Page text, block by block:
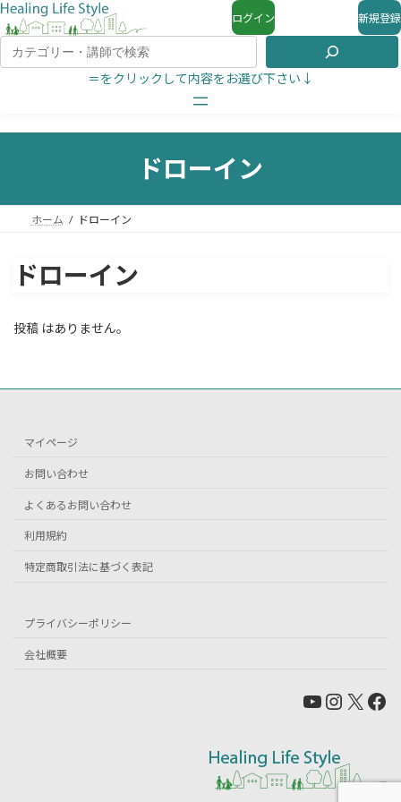
ログイン 新規登録
＝をクリックして内容をお選び下さい↓
ドローイン
ホーム ドローイン
ドローイン
投稿 はありません。
マイページ
お問い合わせ
よくあるお問い合わせ
利用規約
特定商取引法に基づく表記
プライバシーポリシー
会社概要